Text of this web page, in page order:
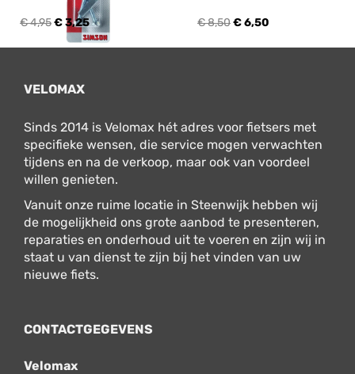
€ 4,95€ 3,25 € 8,50€ 6,50
VELOMAX
Sinds 2014 is Velomax hét adres voor fietsers met
specifieke wensen, die service mogen verwachten
tijdens en na de verkoop, maar ook van voordeel
willen genieten.
Vanuit onze ruime locatie in Steenwijk hebben wij
de mogelijkheid ons grote aanbod te presenteren,
reparaties en onderhoud uit te voeren en zijn wij in
staat u van dienst te zijn bij het vinden van uw
nieuwe fiets.
CONTACTGEGEVENS
Velomax